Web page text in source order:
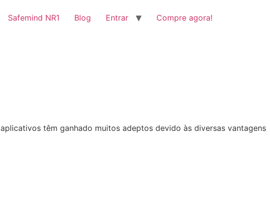
Safemind NR1 Blog Entrar Compre agora!
têm ganhado muitos adeptos devido às diversas vantagens